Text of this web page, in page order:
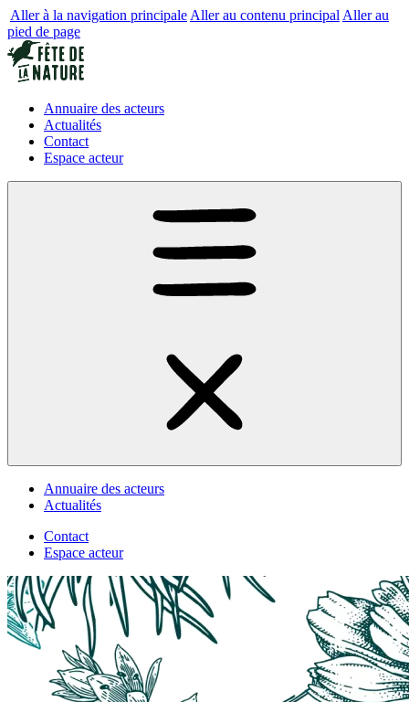
Aller à la navigation principale Aller au contenu principal Aller au
pied de page
Annuaire des acteurs
Actualités
Contact
Espace acteur
Annuaire des acteurs
Actualités
Contact
Espace acteur